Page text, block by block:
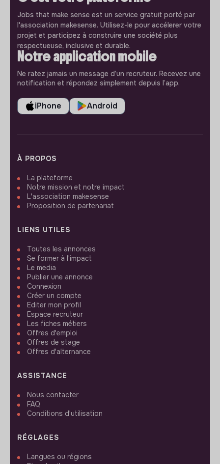
Jobs that make sense est un service gratuit porté par
l'association makesense. Utilisez-le pour accélerer votre
projet et participez à construire une société plus
respectueuse, inclusive et durable.
Notre application mobile
Ne ratez jamais un message d’un recruteur. Recevez une
notification et répondez simplement depuis l’app.
iPhone Android
À PROPOS
La plateforme
Notre mission et notre impact
L'association makesense
Proposition de partenariat
LIENS UTILES
Toutes les annonces
Se former à l'impact
Le media
Publier une annonce
Connexion
Créer un compte
Editer mon profil
Espace recruteur
Les fiches métiers
Offres d'emploi
Offres de stage
Offres d'alternance
ASSISTANCE
Nous contacter
FAQ
Conditions d'utilisation
RÉGLAGES
Langues ou régions